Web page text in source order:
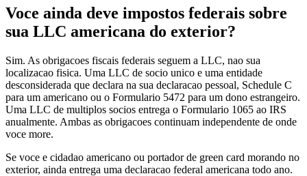
Voce ainda deve impostos federais sobre
sua LLC americana do exterior?
Sim. As obrigacoes fiscais federais seguem a LLC, nao sua
localizacao fisica. Uma LLC de socio unico e uma entidade
desconsiderada que declara na sua declaracao pessoal, Schedule C
para um americano ou o Formulario 5472 para um dono estrangeiro.
Uma LLC de multiplos socios entrega o Formulario 1065 ao IRS
anualmente. Ambas as obrigacoes continuam independente de onde
voce more.
Se voce e cidadao americano ou portador de green card morando no
exterior, ainda entrega uma declaracao federal americana todo ano.